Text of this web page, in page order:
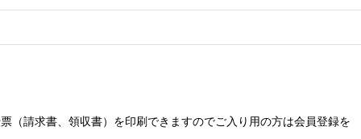
（請求書、領収書）を印刷できますのでご入り用の方は会員登録を